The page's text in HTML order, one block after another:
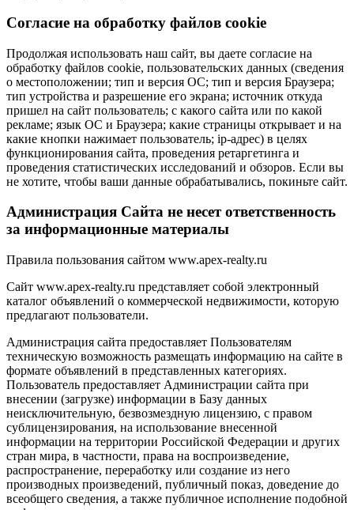
Cогласие на обработку файлов cookie
Продолжая использовать наш сайт, вы даете согласие на
обработку файлов cookie, пользовательских данных (сведения
о местоположении; тип и версия ОС; тип и версия Браузера;
тип устройства и разрешение его экрана; источник откуда
пришел на сайт пользователь; с какого сайта или по какой
рекламе; язык ОС и Браузера; какие страницы открывает и на
какие кнопки нажимает пользователь; ip-адрес) в целях
функционирования сайта, проведения ретаргетинга и
проведения статистических исследований и обзоров. Если вы
не хотите, чтобы ваши данные обрабатывались, покиньте сайт.
Администрация Сайта не несет ответственность
за информационные материалы
Правила пользования сайтом www.apex-realty.ru
Сайт www.apex-realty.ru представляет собой электронный
каталог объявлений о коммерческой недвижимости, которую
предлагают пользователи.
Администрация сайта предоставляет Пользователям
техническую возможность размещать информацию на сайте в
формате объявлений в представленных категориях.
Пользователь предоставляет Администрации сайта при
внесении (загрузке) информации в Базу данных
неисключительную, безвозмездную лицензию, с правом
сублицензирования, на использование внесенной
информации на территории Российской Федерации и других
стран мира, в частности, права на воспроизведение,
распространение, переработку или создание из него
производных произведений, публичный показ, доведение до
всеобщего сведения, а также публичное исполнение подобной